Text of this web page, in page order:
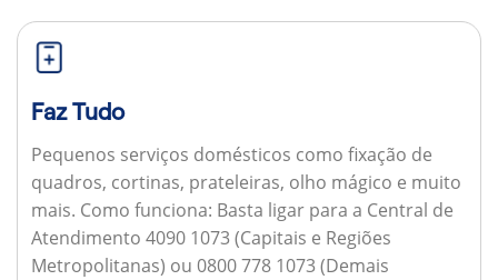
Faz Tudo
Pequenos serviços domésticos como fixação de
quadros, cortinas, prateleiras, olho mágico e muito
mais. Como funciona: Basta ligar para a Central de
Atendimento 4090 1073 (Capitais e Regiões
Metropolitanas) ou 0800 778 1073 (Demais